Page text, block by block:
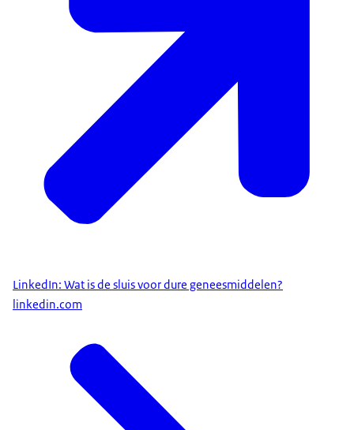
LinkedIn: Wat is de sluis voor dure geneesmiddelen?
linkedin.com